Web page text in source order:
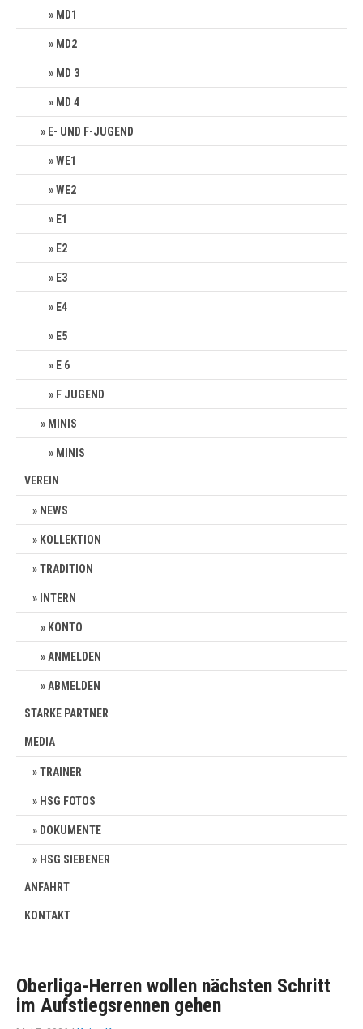
MD1
MD2
MD 3
MD 4
E- UND F-JUGEND
WE1
WE2
E1
E2
E3
E4
E5
E 6
F JUGEND
MINIS
MINIS
VEREIN
NEWS
KOLLEKTION
TRADITION
INTERN
KONTO
ANMELDEN
ABMELDEN
STARKE PARTNER
MEDIA
TRAINER
HSG FOTOS
DOKUMENTE
HSG SIEBENER
ANFAHRT
KONTAKT
Oberliga-Herren wollen nächsten Schritt
im Aufstiegsrennen gehen